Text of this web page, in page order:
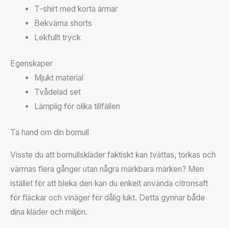
T-shirt med korta ärmar
Bekväma shorts
Lekfullt tryck
Egenskaper
Mjukt material
Tvådelad set
Lämplig för olika tillfällen
Ta hand om din bomull
Visste du att bomullskläder faktiskt kan tvättas, torkas och
värmas flera gånger utan några märkbara märken? Men
istället för att bleka den kan du enkelt använda citronsaft
för fläckar och vinäger för dålig lukt. Detta gynnar både
dina kläder och miljön.